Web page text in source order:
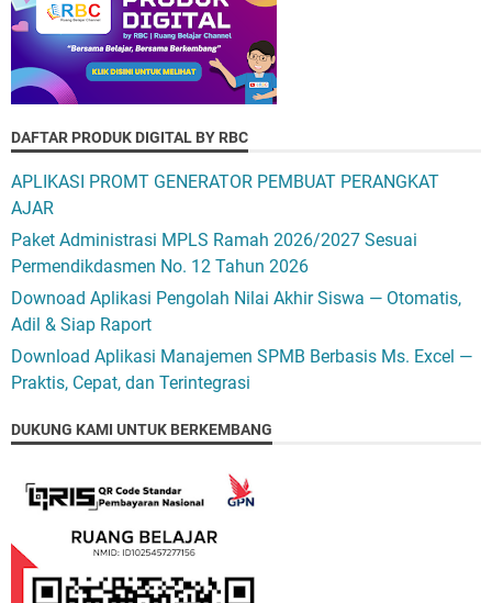
DAFTAR PRODUK DIGITAL BY RBC
APLIKASI PROMT GENERATOR PEMBUAT PERANGKAT
AJAR
Paket Administrasi MPLS Ramah 2026/2027 Sesuai
Permendikdasmen No. 12 Tahun 2026
Downoad Aplikasi Pengolah Nilai Akhir Siswa — Otomatis,
Adil & Siap Raport
Download Aplikasi Manajemen SPMB Berbasis Ms. Excel —
Praktis, Cepat, dan Terintegrasi
DUKUNG KAMI UNTUK BERKEMBANG